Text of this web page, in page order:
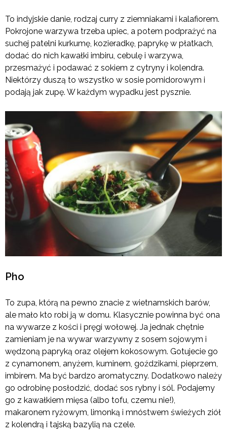
To indyjskie danie, rodzaj curry z ziemniakami i kalafiorem.
Pokrojone warzywa trzeba upiec, a potem podprażyć na
suchej patelni kurkumę, kozieradkę, paprykę w płatkach,
dodać do nich kawałki imbiru, cebulę i warzywa,
przesmażyć i podawać z sokiem z cytryny i kolendra.
Niektórzy duszą to wszystko w sosie pomidorowym i
podają jak zupę. W każdym wypadku jest pysznie.
Pho
To zupa, którą na pewno znacie z wietnamskich barów,
ale mało kto robi ją w domu. Klasycznie powinna być ona
na wywarze z kości i pręgi wołowej. Ja jednak chętnie
zamieniam je na wywar warzywny z sosem sojowym i
wędzoną papryką oraz olejem kokosowym. Gotujecie go
z cynamonem, anyżem, kuminem, goździkami, pieprzem,
imbirem. Ma być bardzo aromatyczny. Dodatkowo należy
go odrobinę posłodzić, dodać sos rybny i sól. Podajemy
go z kawałkiem mięsa (albo tofu, czemu nie!),
makaronem ryżowym, limonką i mnóstwem świeżych ziół
z kolendrą i tajską bazylią na czele.